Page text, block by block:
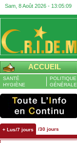
Sam, 8 Août 2026 - 13:05:10
ACCUEIL
SANTÉ
HYGIÈNE
POLITIQUE
GÉNÉRALE
+ Lus/7 jours /30 jours